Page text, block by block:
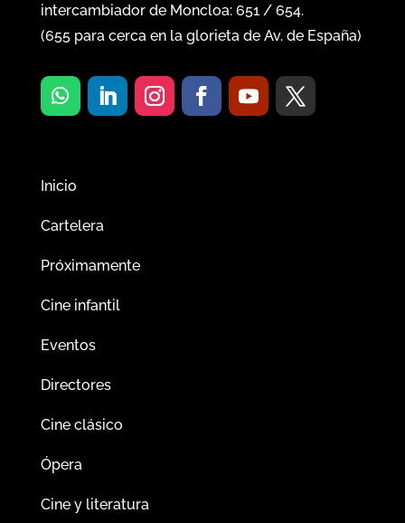
intercambiador de Moncloa: 651/ 654.
(655para cerca en la glorieta de Av. de España)
Inicio
Cartelera
Próximamente
Cine infantil
Eventos
Directores
Cine clásico
Ópera
Cine y literatura